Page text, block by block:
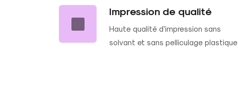
Impression de qualité
Haute qualité d'impression sans
solvant et sans pelliculage plastique